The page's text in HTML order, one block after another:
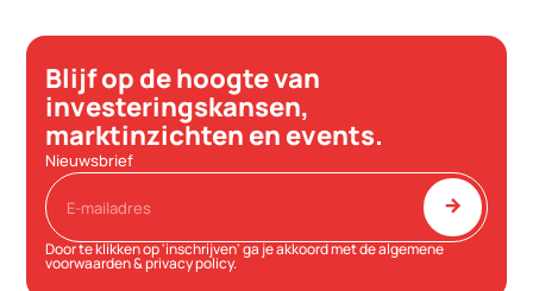
Blijf op de hoogte van
investeringskansen,
marktinzichten en events.
Nieuwsbrief
arrow_forward
Door te klikken op 'inschrijven' ga je akkoord met dealgemene
voorwaarden&privacy policy.